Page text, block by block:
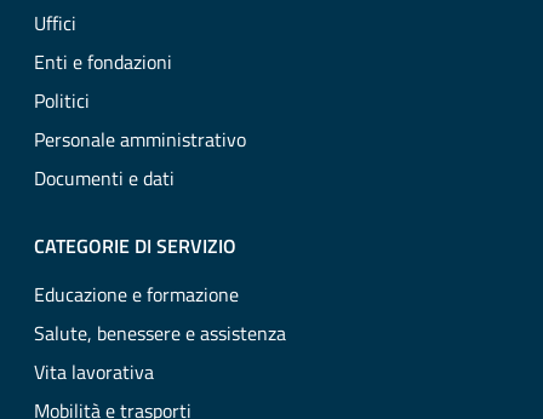
Uffici
Enti e fondazioni
Politici
Personale amministrativo
Documenti e dati
CATEGORIE DI SERVIZIO
Educazione e formazione
Salute, benessere e assistenza
Vita lavorativa
Mobilità e trasporti